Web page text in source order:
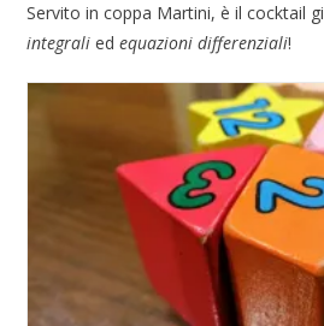
Servito in coppa Martini, è il cocktail
integrali edequazioni differenziali!